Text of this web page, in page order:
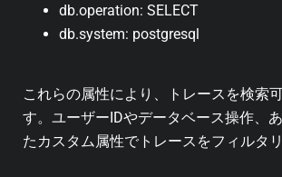
db.operation: SELECT
db.system: postgresql
これらの属性により、トレースを検索
す。ユーザーIDやデータベース操作、
たカスタム属性でトレースをフィルタ